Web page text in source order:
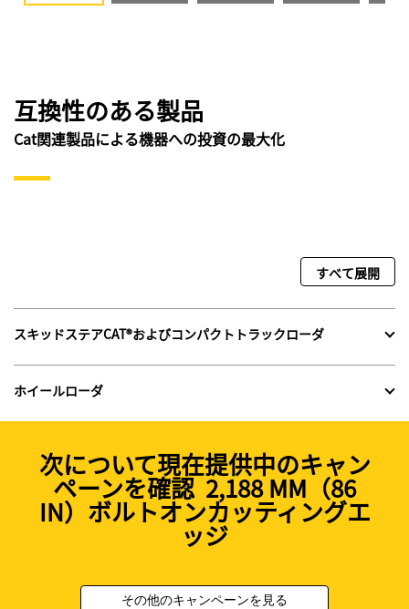
互換性のある製品
Cat関連製品による機器への投資の最大化
すべて展開
スキッドステアCAT®およびコンパクトトラックローダ
ホイールローダ
次について現在提供中のキャン
ペーンを確認 2,188 MM（86
IN）ボルトオンカッティングエ
ッジ
その他のキャンペーンを見る